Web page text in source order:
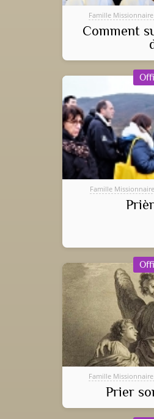
Famille
Comment
Famille
Famille
Prier